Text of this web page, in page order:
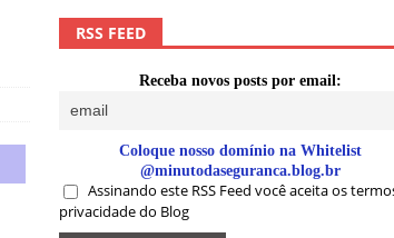
RSS FEED
Receba novos posts por email:
Coloque nosso domínio na Whitelist
@minutodaseguranca.blog.br
Assinando este RSS Feed você aceita os
privacidade do Blog